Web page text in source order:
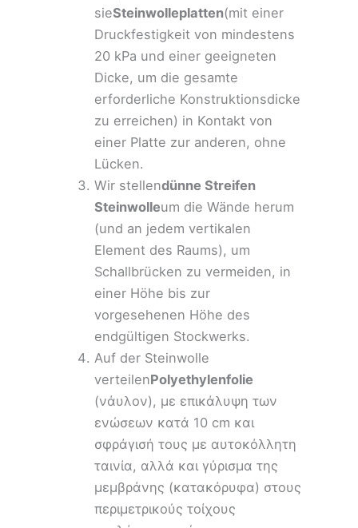
sieSteinwolleplatten(mit einer
Druckfestigkeit von mindestens
20 kPa und einer geeigneten
Dicke, um die gesamte
erforderliche Konstruktionsdicke
zu erreichen) in Kontakt von
einer Platte zur anderen, ohne
Lücken.
Wir stellendünne Streifen
Steinwolleum die Wände herum
(und an jedem vertikalen
Element des Raums), um
Schallbrücken zu vermeiden, in
einer Höhe bis zur
vorgesehenen Höhe des
endgültigen Stockwerks.
Auf der Steinwolle
verteilenPolyethylenfolie
(νάυλον), με επικάλυψη των
ενώσεων κατά 10 cm και
σφράγισή τους με αυτοκόλλητη
ταινία, αλλά και γύρισμα της
μεμβράνης (κατακόρυφα) στους
περιμετρικούς τοίχους